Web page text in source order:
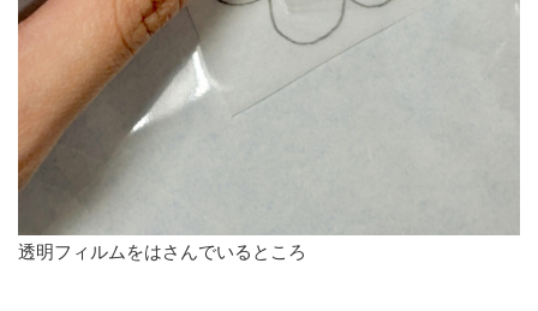
透明フィルムをはさんでいるところ